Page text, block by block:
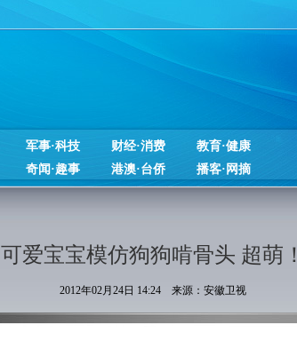
军事·科技 财经·消费
教育·健康
奇闻·趣事 港澳·台侨 播客·网摘
可爱宝宝模仿狗狗啃骨头 超萌！
2012年02月24日 14:24 来源：安徽卫视